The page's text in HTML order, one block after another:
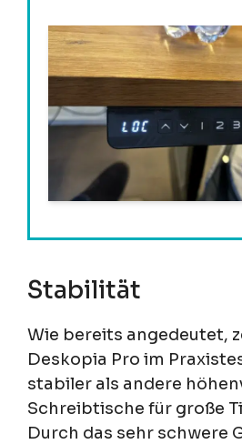
Stabilität
Wie bereits angedeutet,
Deskopia Pro im
stabiler als andere
Schreibtische für große
Durch das sehr schwere